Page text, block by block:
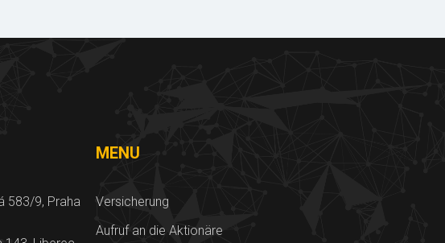
583/9, Praha
MENU
Versicherung
Aufruf an die Aktionäre